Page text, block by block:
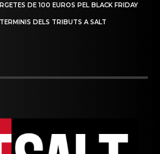
DE 100 EUROS PEL BLACK FRIDAY
DELS TRIBUTS A SALT